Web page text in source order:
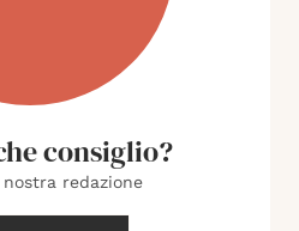
consiglio?
redazione